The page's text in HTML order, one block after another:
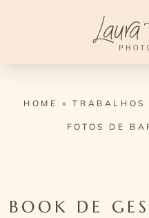
HOME »TRABALHOS
FOTOS DE
BOOK DE